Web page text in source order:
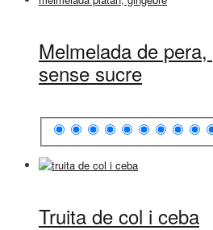
Melmelada de
sense sucre
Truita de col i ceba